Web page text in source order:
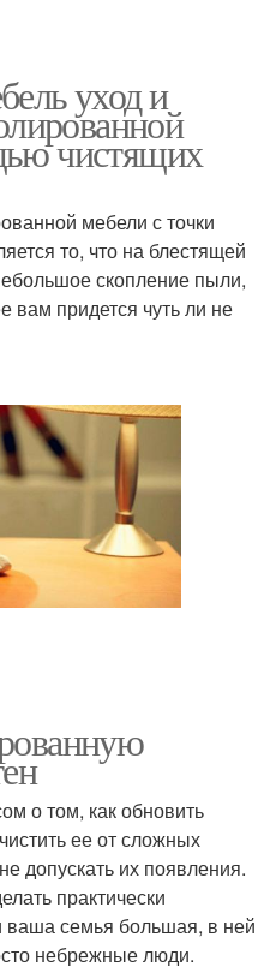
уход и
чистящих
мебели с точки
то, что на блестящей
скопление пыли,
вам придется чуть ли не
о том, как обновить
ее от сложных
допускать их появления.
практически
ваша семья большая, в ней
небрежные люди.